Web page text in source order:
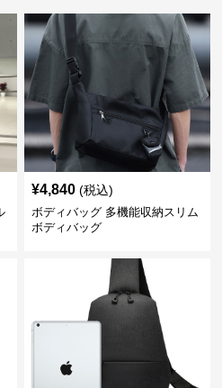
¥4,840 (税込)
ボディバッグ 多機能収納スリム
ボディバッグ